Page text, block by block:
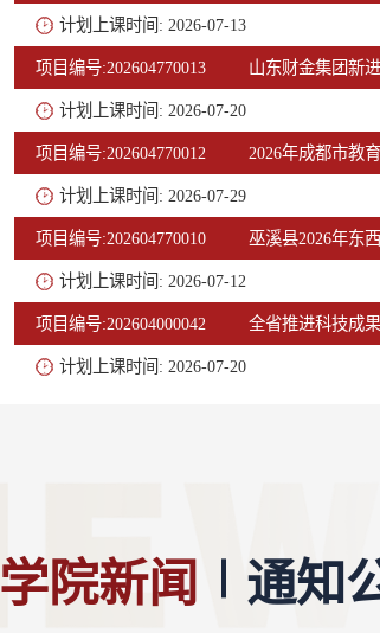
计划上课时间: 2026-07-13
项目编号:202604770013 山东财金集团新
计划上课时间: 2026-07-20
项目编号:202604770012 2026年成都市教
计划上课时间: 2026-07-29
项目编号:202604770010 巫溪县2026年东
计划上课时间: 2026-07-12
项目编号:202604000042 全省推进科技成
计划上课时间: 2026-07-20
学院新闻 通知